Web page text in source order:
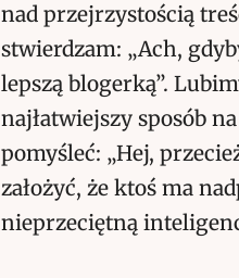
nad przejrzystością
stwierdzam: „Ach,
lepszą blogerką”.
najłatwiejszy sposób
pomyśleć: „Hej,
założyć, że ktoś ma
nieprzeciętną